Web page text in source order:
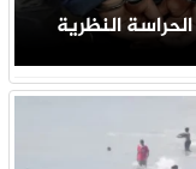
النظرية